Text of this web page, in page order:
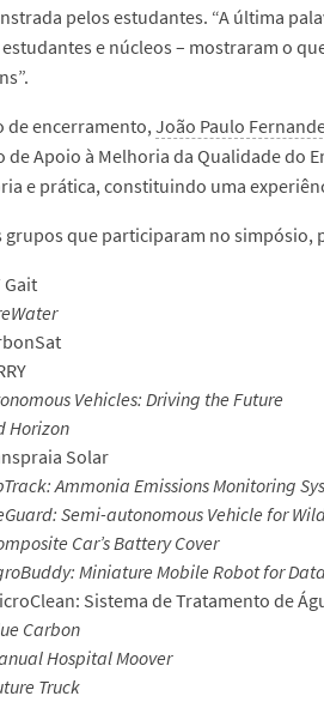
pelos estudantes. “A última
e núcleos – mostraram o
de encerramento,João Paulo
de Apoio à Melhoria da Qualidade do
e prática, constituindo uma
grupos que participaram no simpósio,
Gait
Vehicles: Driving the Future
Horizon
Solar
Ammonia Emissions Monitoring
Semi-autonomous Vehicle for
Car’s Battery Cover
Miniature Mobile Robot for
Sistema de Tratamento de
Carbon
Hospital Moover
Truck